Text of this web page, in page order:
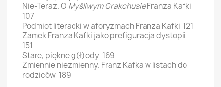
Nie-Teraz. O Myśliwym GrakchusieFranza Kafki
107
Podmiot literacki w aforyzmach Franza Kafki 121
Zamek Franza Kafki jako prefiguracja dystopii
151
Stare, piękne g(ł)ody 169
Zmiennie niezmienny. Franz Kafka w listach do
rodziców 189